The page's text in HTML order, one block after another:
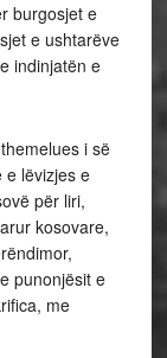
burgosjet e
e ushtarëve
indinjatën e
i së
e lëvizjes e
për liri,
kosovare,
punonjësit e
me